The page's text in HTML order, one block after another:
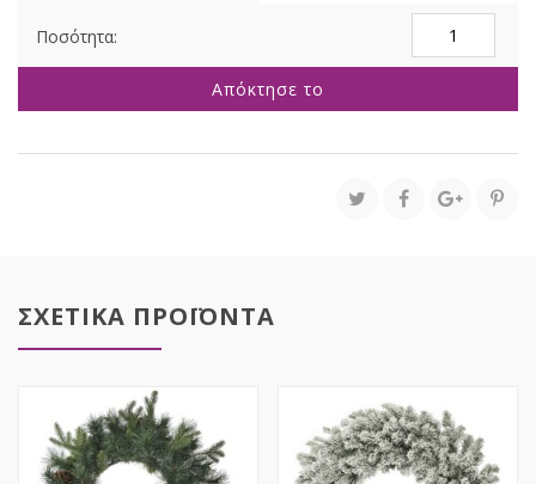
ΚΟΚΚΙΝΑ
50ΕΚ
Απόκτησε το
ΣΧΕΤΙΚΑ ΠΡΟΪΟΝΤΑ